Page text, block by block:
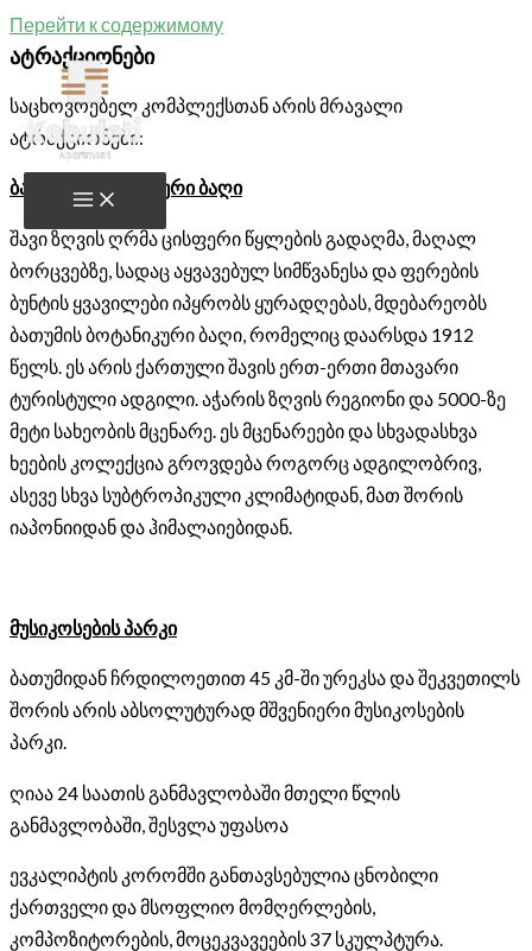
Перейти к содержимому
ატრაქციონები
საცხოვრებელ კომპლექსთან არის მრავალი
ატრაქციონები:
ბათუმის ბოტანიკური ბაღი
შავი ზღვის ღრმა ცისფერი წყლების გადაღმა, მაღალ
ბორცვებზე, სადაც აყვავებულ სიმწვანესა და ფერების
ბუნტის ყვავილები იპყრობს ყურადღებას, მდებარეობს
ბათუმის ბოტანიკური ბაღი, რომელიც დაარსდა 1912
წელს. ეს არის ქართული შავის ერთ-ერთი მთავარი
ტურისტული ადგილი. აჭარის ზღვის რეგიონი და 5000-ზე
მეტი სახეობის მცენარე. ეს მცენარეები და სხვადასხვა
ხეების კოლექცია გროვდება როგორც ადგილობრივ,
ასევე სხვა სუბტროპიკული კლიმატიდან, მათ შორის
იაპონიიდან და ჰიმალაიებიდან.
მუსიკოსების პარკი
ბათუმიდან ჩრდილოეთით 45 კმ-ში ურეკსა და შეკვეთილს
შორის არის აბსოლუტურად მშვენიერი მუსიკოსების
პარკი.
ღიაა 24 საათის განმავლობაში მთელი წლის
განმავლობაში, შესვლა უფასოა
ევკალიპტის კორომში განთავსებულია ცნობილი
ქართველი და მსოფლიო მომღერლების,
კომპოზიტორების, მოცეკვავეების 37 სკულპტურა.